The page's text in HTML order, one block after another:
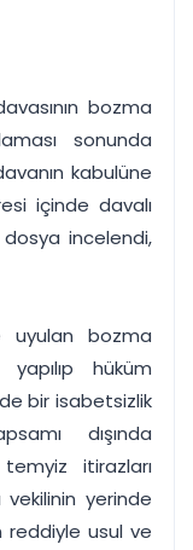
hepsi bir arada.
Ücretsiz Başlayın
bozma
sonunda
kabulüne
içinde davalı
incelendi,
uyulan bozma
hüküm
bir isabetsizlik
dışında
itirazları
yerinde
reddiyle usul ve